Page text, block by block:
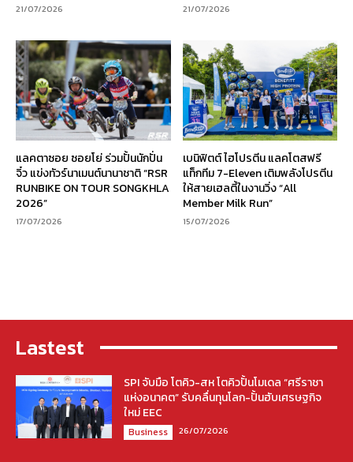
21/07/2026 21/07/2026
แลคตาซอย ซอยโย่ ร่วมปั้นนักปั่น
จิ๋ว แข่งทัวร์นาเมนต์นานาชาติ “RSR
RUNBIKE ON TOUR SONGKHLA
2026”
17/07/2026
เบนิฟิตต์ ไฮโปรตีน แลคโตสฟรี
แท็กทีม 7-Eleven เติมพลังโปรตีน
ให้สายเฮลตี้ในงานวิ่ง “All
Member Milk Run”
15/07/2026
Lastest
SPI จับมือ โตคิว-สห โตคิวปั้นโมเดล “ศรีราชา
แห่งอนาคต” รับคลื่นทุนโลก-ปั้นฮับเศรษฐกิจ
ใหม่ EEC
Business 26/07/2026